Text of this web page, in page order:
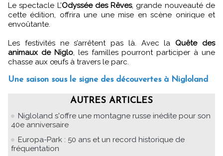
Le spectacle L’Odyssée des Rêves, grande nouveauté de
cette édition, offrira une une mise en scène onirique et
envoûtante.
Les festivités ne s’arrêtent pas là. Avec la Quête des
animaux de Niglo, les familles pourront participer à une
chasse aux œufs à travers le parc.
Une saison sous le signe des découvertes à Nigloland
AUTRES ARTICLES
Nigloland s'offre une montagne russe inédite pour son
40e anniversaire
Europa-Park : 50 ans et un record historique de
fréquentation